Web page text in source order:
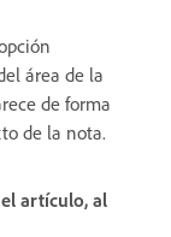
área de la
de forma
de la nota.
artículo, al